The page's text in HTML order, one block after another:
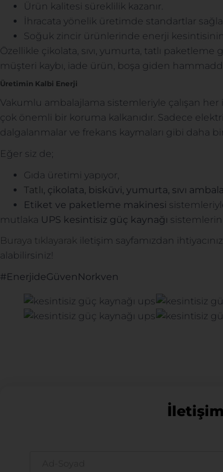
Ürün kalitesi süreklilik kazanır.
İhracata yönelik üretimde standartlar
Soğuk zincir ürünlerinde enerji
Özellikle çikolata, sıvı, yumurta, tatlı
müşteri kaybı, iade ürün, boşa giden
Üretimin Kalbi Enerji
Vakumlu ambalajlama sistemleriyle çalışan her
çok önemli bir koruma kalkanıdır. Sadece
dalgalanmalar ve frekans kaymaları gibi daha
Eğer siz de;
Gıda üretimi yapıyor,
Tatlı , çikolata, bisküvi, yumurta, sıvı
Etiket ve paketleme makinesi
mutlaka UPS kesintisiz güç kaynağı
Buraya tıklayarak iletişim sayfamızdan
alabilirsiniz!
#EnerjideGüvenNorkven